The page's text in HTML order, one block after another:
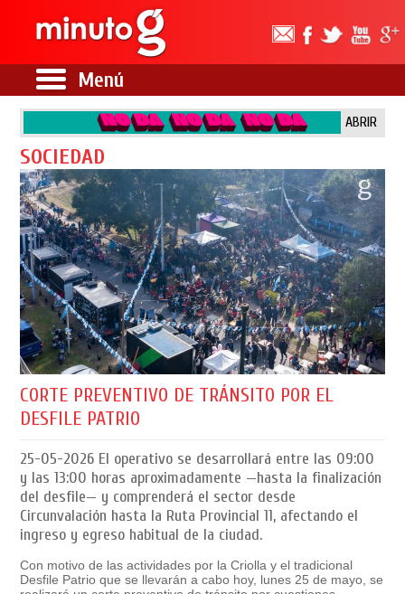
Menú
ABRIR
SOCIEDAD
CORTE PREVENTIVO DE TRÁNSITO POR EL
DESFILE PATRIO
25-05-2026 El operativo se desarrollará entre las 09:00
y las 13:00 horas aproximadamente —hasta la finalización
del desfile— y comprenderá el sector desde
Circunvalación hasta la Ruta Provincial 11, afectando el
ingreso y egreso habitual de la ciudad.
Con motivo de las actividades por la Criolla y el tradicional
Desfile Patrio que se llevarán a cabo hoy, lunes 25 de mayo, se